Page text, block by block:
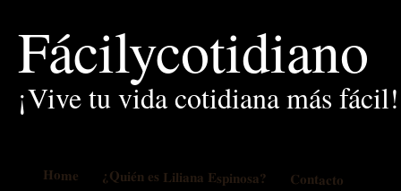
Fácilycotidiano
¡Vive tu vida cotidiana más fácil!
Home ¿Quién es Liliana Espinosa? Contacto